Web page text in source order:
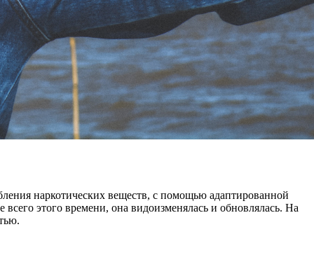
наркотических веществ, с помощью адаптированной
этого времени, она видоизменялась и обновлялась. На